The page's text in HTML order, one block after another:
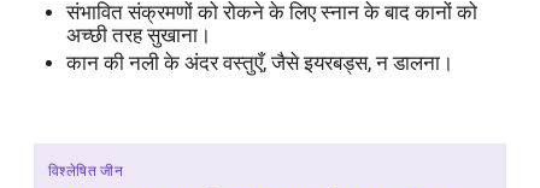
संभावित संक्रमणों को रोकने के लिए स्नान के बाद कानों को
अच्छी तरह सुखाना।
कान की नली के अंदर वस्तुएँ, जैसे इयरबड्स, न डालना।
विश्लेषित जीन